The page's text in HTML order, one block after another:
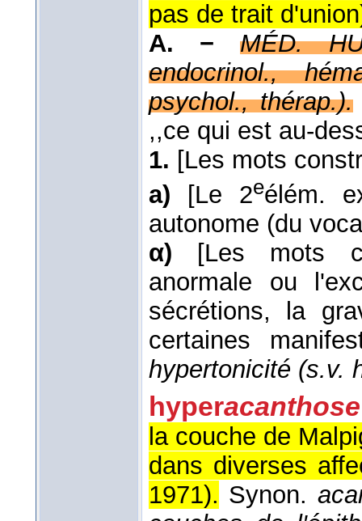
pas de trait
A. −
MÉD.
endocrinol.,
psychol., thérap.).
,,ce qui est au-
1. [Les mots
a)
[Le 2eélém.
autonome (du
α)
[Les mots
anormale ou
sécrétions, la
certaines
hypertonicité (s.v.
hyperacanthose
la couche de
dans diverses
1971). Synon.